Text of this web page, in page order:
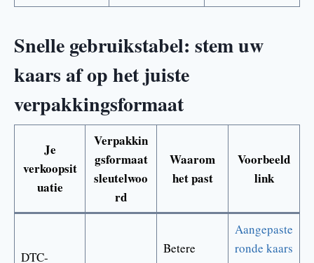
Snelle gebruikstabel: stem uw
kaars af op het juiste
verpakkingsformaat
Je
verkoopsit
uatie
Verpakkin
gsformaat
sleutelwoo
rd
Waarom
het past
Voorbeeld
link
DTC-
Betere
Aangepaste
ronde kaars